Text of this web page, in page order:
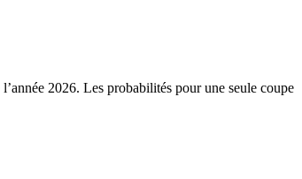
l’année 2026. Les probabilités pour une seule coupe